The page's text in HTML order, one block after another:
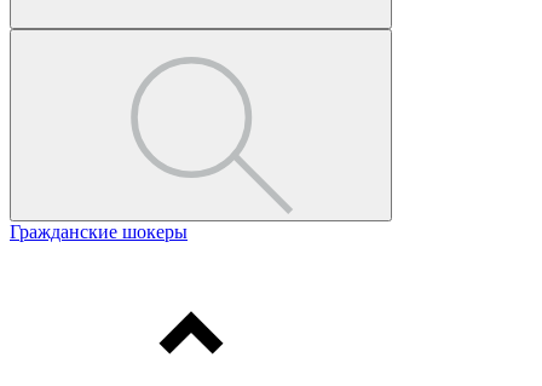
Гражданские шокеры